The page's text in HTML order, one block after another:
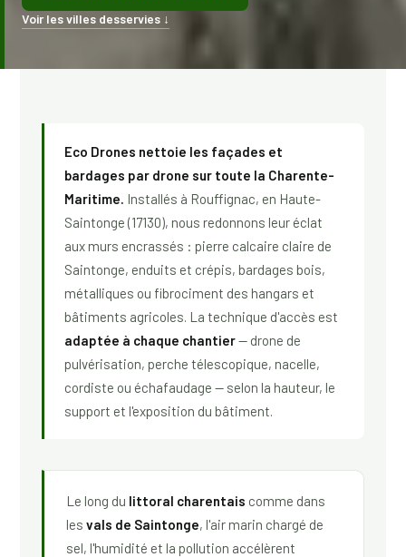
Voir les villes desservies ↓
Eco Drones nettoie les façades et
bardages par drone sur toute la Charente-
Maritime. Installés à Rouffignac, en Haute-
Saintonge (17130), nous redonnons leur éclat
aux murs encrassés : pierre calcaire claire de
Saintonge, enduits et crépis, bardages bois,
métalliques ou fibrociment des hangars et
bâtiments agricoles. La technique d'accès est
adaptée à chaque chantier— drone de
pulvérisation, perche télescopique, nacelle,
cordiste ou échafaudage — selon la hauteur, le
support et l'exposition du bâtiment.
Le long du littoral charentais comme dans
lesvals de Saintonge, l'air marin chargé de
sel, l'humidité et la pollution accélèrent